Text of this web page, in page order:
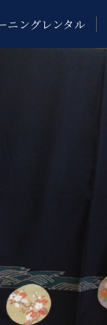
ニングレンタル